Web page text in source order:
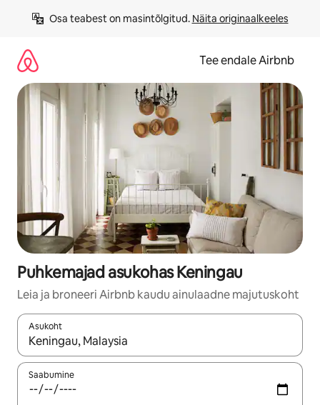
Osa teabest on masintõlgitud. Näita originaalkeeles
Tee endale Airbnb
Puhkemajad asukohas Keningau
Leia ja broneeri Airbnb kaudu ainulaadne majutuskoht
Asukoht
Kui tulemused on kuvatud, liigu ekraanil nooleklahvidega või
Saabumine